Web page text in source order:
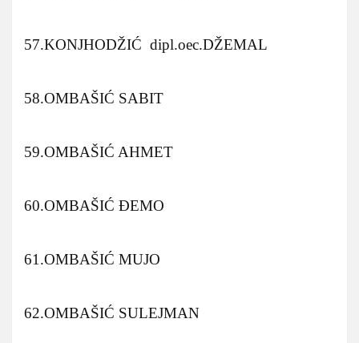
57.KONJHODŽIĆ dipl.oec.DŽEMAL
58.OMBAŠIĆ SABIT
59.OMBAŠIĆ AHMET
60.OMBAŠIĆ ĐEMO
61.OMBAŠIĆ MUJO
62.OMBAŠIĆ SULEJMAN